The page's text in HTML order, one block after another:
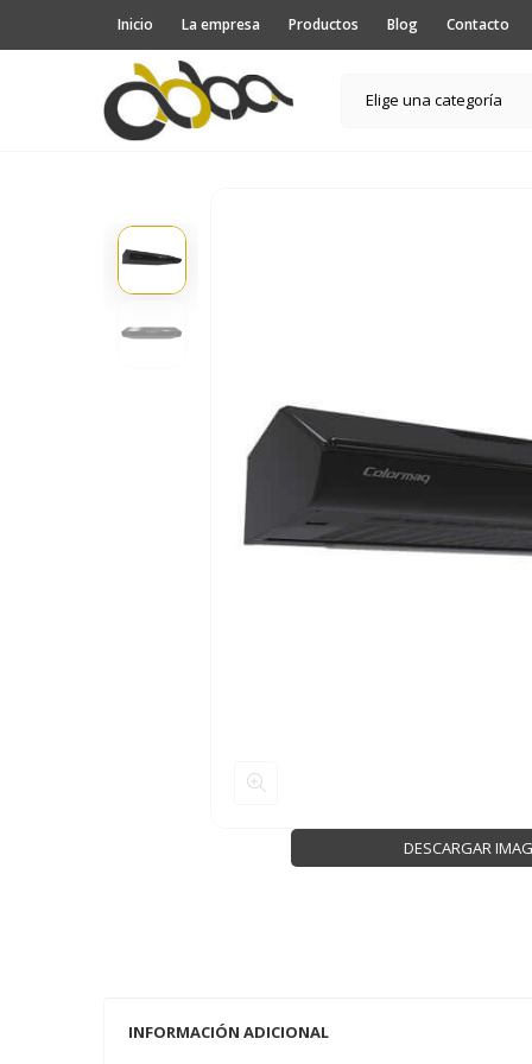
Inicio La empresa Productos Blog Contacto
Elige una categoría
DESCARGAR
INFORMACIÓN ADICIONAL